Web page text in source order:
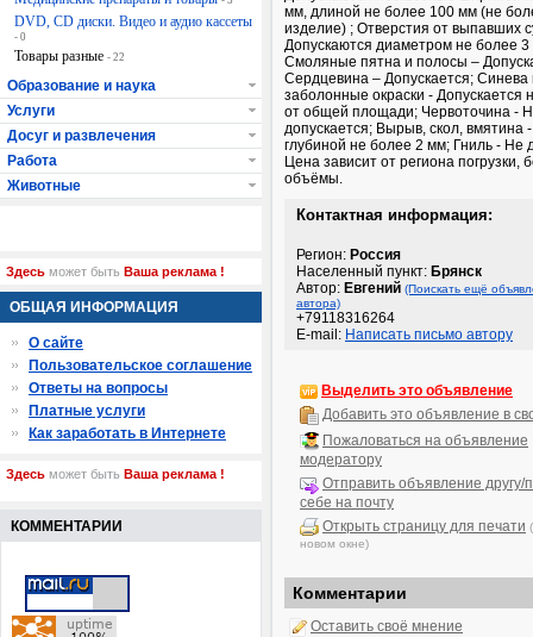
мм, длиной не более 100 мм (не
изделие) ; Отверстия от выпавших
Допускаются диаметром не более
Смоляные пятна и полосы –
Сердцевина – Допускается; Синева
заболонные окраски - Допускается
от общей площади; Червоточина -
допускается; Вырыв, скол, вмятина
глубиной не более 2 мм; Гниль - Не
Цена зависит от региона погрузки,
объёмы.
Контактная информация:
Регион: Россия
Населенный пункт: Брянск
Автор: Евгений (Поискать ещё
автора)
+79118316264
E-mail: Написать письмо автору
Выделить это объявление
Добавить это объявление в
Пожаловаться на объявление
модератору
Отправить объявление другу/
себе на почту
Открыть страницу для печати
новом окне)
Комментарии
Оставить своё мнение
DVD, CD диски. Видео и аудио кассеты
- 0
Товары разные - 22
Образование и наука
Услуги
Досуг и развлечения
Работа
Животные
Здесь может быть Ваша реклама !
ОБЩАЯ ИНФОРМАЦИЯ
О сайте
Пользовательское соглашение
Ответы на вопросы
Платные услуги
Как заработать в Интернете
Здесь может быть Ваша реклама !
КОММЕНТАРИИ